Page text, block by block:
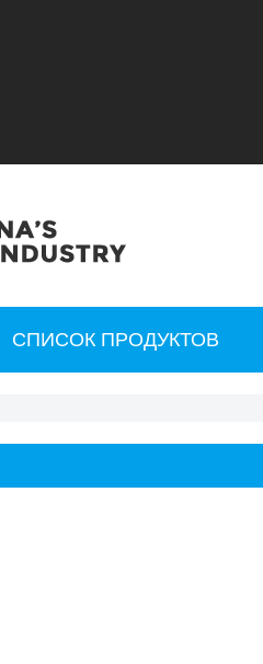
СПИСОК ПРОДУКТОВ